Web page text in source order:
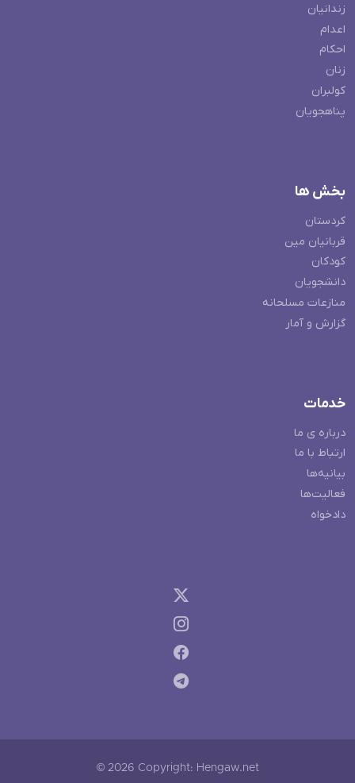
زندانیان
اعدام
احکام
زنان
کولبران
پناهجویان
بخش ها
کردستان
قربانیان مین
کودکان
دانشجویان
منازعات مسلحانه
گزارش و آمار
خدمات
درباره ی ما
ارتباط با ما
بیانیه‌ها
فعالیت‌ها
دادخواه
© 2026 Copyright: Hengaw.net